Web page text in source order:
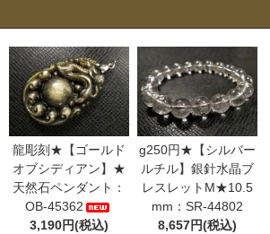
龍彫刻★【ゴールド
オブシディアン】★
天然石ペンダント：
OB-45362
3,190円(税込)
g250円★【シルバー
ルチル】銀針水晶ブ
レスレットM★10.5
mm：SR-44802
8,657円(税込)